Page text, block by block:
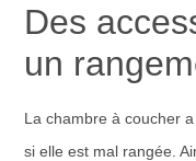
Des
un
La chambre à coucher
si elle est mal rangée.